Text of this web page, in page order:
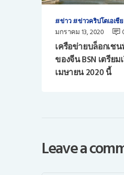
ข่าว ข่าวคริปโตเอเชีย
มกราคม 13, 2020
เครือข่ายบล็อกเช
ของจีน BSN เตรีย
เมษายน 2020 นี้
Leave a